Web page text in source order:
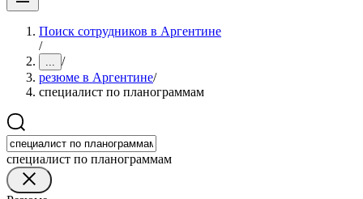
Поиск сотрудников в Аргентине
/
... /
резюме в Аргентине/
специалист по планограммам
специалист по планограммам